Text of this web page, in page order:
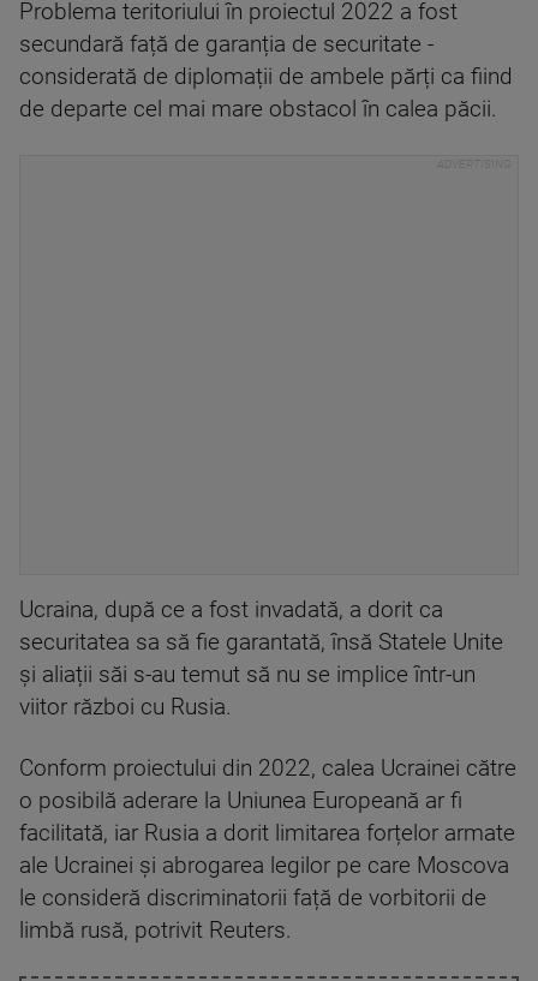
Problema teritoriului în proiectul 2022 a fost
secundară față de garanția de securitate -
considerată de diplomații de ambele părți ca fiind
de departe cel mai mare obstacol în calea păcii.
Ucraina, după ce a fost invadată, a dorit ca
securitatea sa să fie garantată, însă Statele Unite
și aliații săi s-au temut să nu se implice într-un
viitor război cu Rusia.
Conform proiectului din 2022, calea Ucrainei către
o posibilă aderare la Uniunea Europeană ar fi
facilitată, iar Rusia a dorit limitarea forțelor armate
ale Ucrainei și abrogarea legilor pe care Moscova
le consideră discriminatorii față de vorbitorii de
limbă rusă, potrivit Reuters.